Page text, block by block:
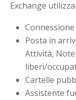
Exchange
Posta in
Attività,
liberi/
Cartelle
Assistente